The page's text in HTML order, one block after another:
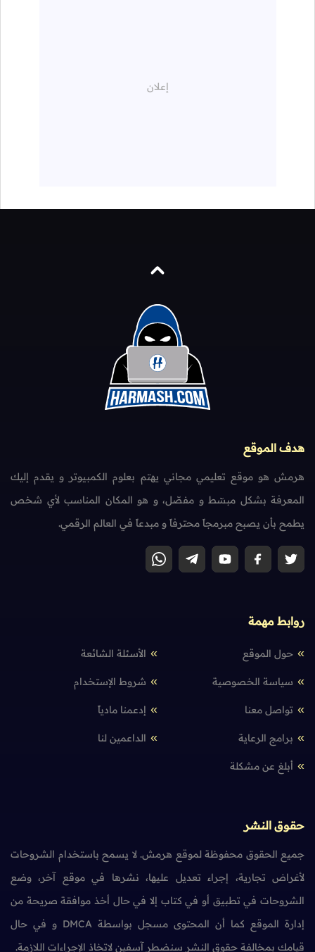
هدف الموقع
هرمش هو موقع تعليمي مجاني يهتم بعلوم الكمبيوتر و يقدم إليك
المعرفة بشكل مبسّط و مفصّل، و هو المكان المناسب لأي شخص
يطمح بأن يصبح مبرمجاً محترفاً و مبدعاً في العالم الرقمي.
روابط مهمة
حول الموقع الأسئلة الشائعة
سياسة الخصوصية شروط الإستخدام
تواصل معنا إدعمنا مادياً
برامج الرعاية الداعمين لنا
أبلغ عن مشكلة
حقوق النشر
جميع الحقوق محفوظة لموقع هرمش. لا يسمح باستخدام الشروحات
لأغراض تجارية، إجراء تعديل عليها، نشرها في موقع آخر، وضع
الشروحات في تطبيق أو في كتاب إلا في حال أخذ موافقة صريحة من
إدارة الموقع كما أن المحتوى مسجل بواسطة DMCA و في حال
قيامك بمخالفة حقوق النشر سنضطر آسفين لاتخاذ الإجراءات اللازمة.